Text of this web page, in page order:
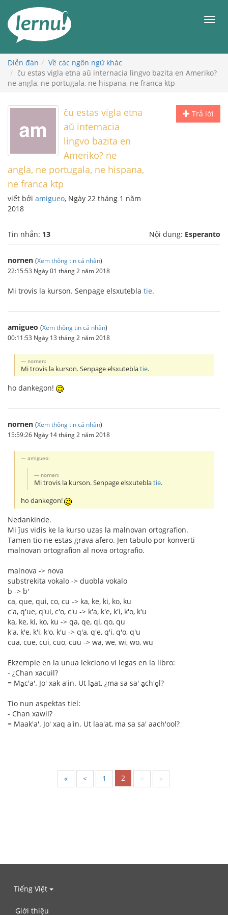
đến
phần
dung
Diễn đàn
Về các ngôn ngữ khác
ĉu estas vigla etna aŭ internacia lingvo bazita en Ameriko?
ne angla, ne portugala, ne hispana, ne franca ktp
Trả lời
ĉu estas vigla etna
aŭ internacia
lingvo bazita en
Ameriko? ne
angla, ne portugala, ne hispana,
ne franca ktp
viết bởi amigueo, Ngày 22 tháng 1 năm
2018
Tin nhắn: 13 Nội dung: Esperanto
nornen (Xem thông tin cá nhân)
22:15:53 Ngày 01 tháng 2 năm 2018
Mi trovis la kurson. Senpage elsxutebla tie.
amigueo (Xem thông tin cá nhân)
00:11:53 Ngày 13 tháng 2 năm 2018
nornen:
Mi trovis la kurson. Senpage elsxuteblatie.
ho dankegon!
nornen (Xem thông tin cá nhân)
15:59:26 Ngày 14 tháng 2 năm 2018
amigueo:
nornen:
Mi trovis la kurson. Senpage elsxuteblatie.
ho dankegon!
Nedankinde.
Mi ĵus vidis ke la kurso uzas la malnovan ortografion.
Tamen tio ne estas grava afero. Jen tabulo por konverti
malnovan ortografion al nova ortografio.
malnova -> nova
substrekita vokalo -> duobla vokalo
b -> b'
ca, que, qui, co, cu -> ka, ke, ki, ko, ku
c'a, q'ue, q'ui, c'o, c'u -> k'a, k'e, k'i, k'o, k'u
ka, ke, ki, ko, ku -> qa, qe, qi, qo, qu
k'a, k'e, k'i, k'o, k'u -> q'a, q'e, q'i, q'o, q'u
cua, cue, cui, cuo, cüu -> wa, we, wi, wo, wu
Ekzemple en la unua lekciono vi legas en la libro:
- ¿Chan xacuil?
= Ma̱c'a'. Jo' xak a'in. Ut la̱at, ¿ma sa sa' a̱ch'o̱l?
Tio nun aspektas tiel:
- Chan xawil?
= Maak'a'. Jo' xaq a'in. Ut laa'at, ma sa sa' aach'ool?
« < 1 2 > »
Tiếng Việt
Giới thiệu